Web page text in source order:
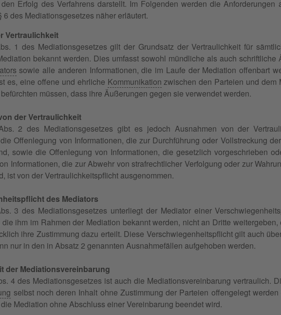
Erfolg des Verfahrens darstellt. Im Folgenden werden die Anforderungen
6 des Mediationsgesetzes näher erläutert.
Vertraulichkeit
1 des Mediationsgesetzes gilt der Grundsatz der Vertraulichkeit für
bekannt werden. Dies umfasst sowohl mündliche als auch schriftliche
sowie alle anderen Informationen, die im Laufe der Mediation offenbart
es, eine offene und ehrliche Kommunikation zwischen den Parteien und dem
müssen, dass ihre Äußerungen gegen sie verwendet werden.
der Vertraulichkeit
2 des Mediationsgesetzes gibt es jedoch Ausnahmen von der
Offenlegung von Informationen, die zur Durchführung oder Vollstreckung der
sowie die Offenlegung von Informationen, die gesetzlich vorgeschrieben
Informationen, die zur Abwehr von strafrechtlicher Verfolgung oder zur
ist von der Vertraulichkeitspflicht ausgenommen.
des Mediators
3 des Mediationsgesetzes unterliegt der Mediator einer
die ihm im Rahmen der Mediation bekannt werden, nicht an Dritte
ihre Zustimmung dazu erteilt. Diese Verschwiegenheitspflicht gilt auch
nur in den in Absatz 2 genannten Ausnahmefällen aufgehoben werden.
der Mediationsvereinbarung
4 des Mediationsgesetzes ist auch die Mediationsvereinbarung vertraulich.
selbst noch deren Inhalt ohne Zustimmung der Parteien offengelegt
Mediation ohne Abschluss einer Vereinbarung beendet wird.